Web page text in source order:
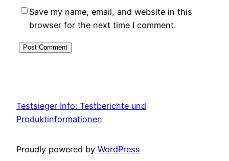
Save my name, email, and website in this
browser for the next time I comment.
Testsieger Info: Testberichte und
Produktinformationen
Proudly powered by WordPress